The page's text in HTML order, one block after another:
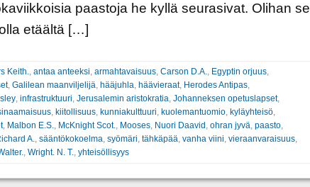
paastoja he kyllä seurasivat. Olihan se
etäältä […]
Keith. antaa anteeksi armahtavaisuus, Carson D.A. Egyptin orjuus,
, Galilean maanviljelijä hääjuhla häävieraat, Herodes Antipas,
, infrastruktuuri Jerusalemin aristokratia Johanneksen opetuslapset,
, kiitollisuus, kunniakulttuuri kuolemantuomio, kyläyhteisö,
, Malbon E.S. McKnight Scot. Mooses, Nuori Daavid ohran jyvä paasto,
A. sääntökokoelma syömäri tähkäpää vanha viini vieraanvaraisuus,
Wright. N. T. yhteisöllisyys